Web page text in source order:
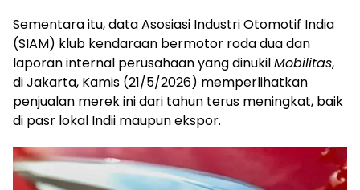
Sementara itu, data Asosiasi Industri Otomotif India
(SIAM) klub kendaraan bermotor roda dua dan
laporan internal perusahaan yang dinukilMobilitas,
di Jakarta, Kamis (21/5/2026) memperlihatkan
penjualan merek ini dari tahun terus meningkat, baik
di pasr lokal Indii maupun ekspor.